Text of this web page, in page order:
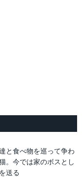
と食べ物を巡って争わ
。今では家のボスとし
送る